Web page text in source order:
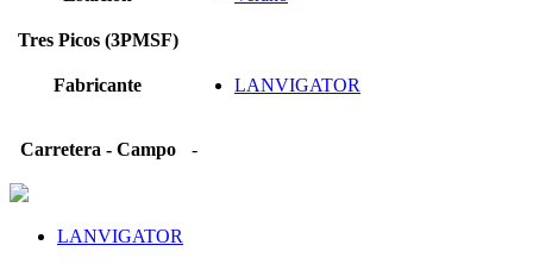
Tres Picos (3PMSF)
Fabricante LANVIGATOR
Carretera - Campo -
LANVIGATOR